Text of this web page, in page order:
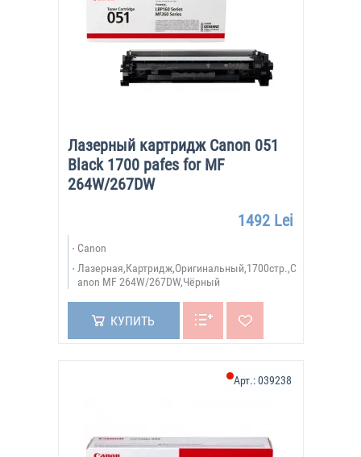
Лазерный картридж Canon 051
Black 1700 pafes for MF
264W/267DW
1492 Lei
Canon
Лазерная,Картридж,Оригинальный,1700стр.,C
anon MF 264W/267DW,Чёрный
КУПИТЬ
Арт.:039238